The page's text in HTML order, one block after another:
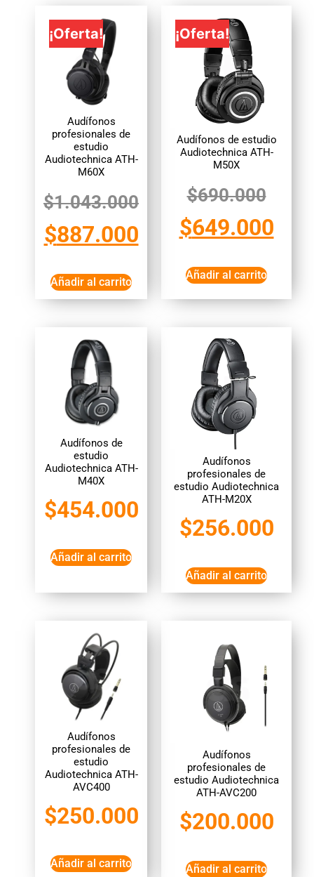
¡Oferta!
Audífonos
profesionales de
estudio
Audiotechnica ATH-
M60X
$1.043.000
$887.000
Añadir al carrito
¡Oferta!
Audífonos de estudio
Audiotechnica ATH-
M50X
$690.000
$649.000
Añadir al carrito
Audífonos de
estudio
Audiotechnica ATH-
M40X
$454.000
Añadir al carrito
Audífonos
profesionales de
estudio Audiotechnica
ATH-M20X
$256.000
Añadir al carrito
Audífonos
profesionales de
estudio
Audiotechnica ATH-
AVC400
$250.000
Añadir al carrito
Audífonos
profesionales de
estudio Audiotechnica
ATH-AVC200
$200.000
Añadir al carrito